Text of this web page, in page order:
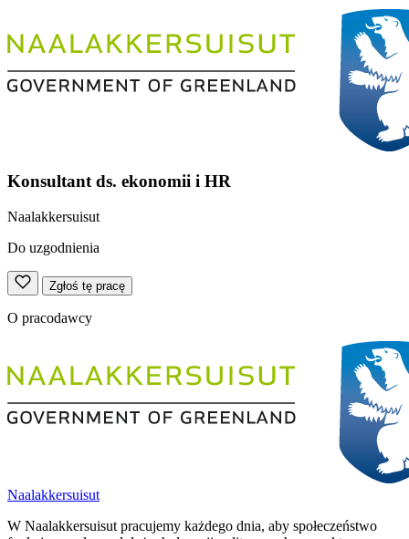
Konsultant ds. ekonomii i HR
Naalakkersuisut
Do uzgodnienia
Zgłoś tę pracę
O pracodawcy
Naalakkersuisut
W Naalakkersuisut pracujemy każdego dnia, aby społeczeństwo